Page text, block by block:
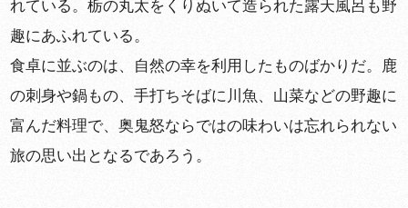
れている。栃の丸太をくりぬいて造られた露天風呂も野
趣にあふれている。
食卓に並ぶのは、自然の幸を利用したものばかりだ。鹿
の刺身や鍋もの、手打ちそばに川魚、山菜などの野趣に
富んだ料理で、奥鬼怒ならではの味わいは忘れられない
旅の思い出となるであろう。